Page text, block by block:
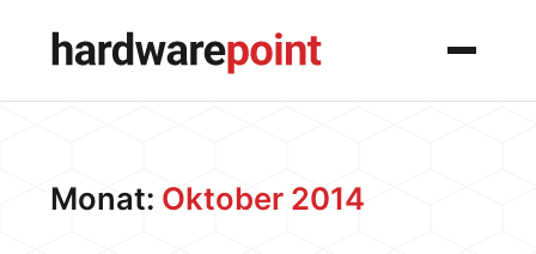
Menü
Monat: Oktober 2014